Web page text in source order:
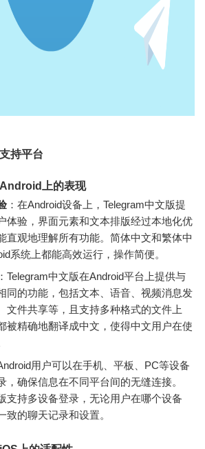
持平台
上的表现
：在Android设备上，Telegram中文版提
体验，界面元素和文本排版经过本地化优
直观地理解所有功能。简体中文和繁体中
系统上都能高效运行，操作简便。
Telegram中文版在Android平台上提供与
同的功能，包括文本、语音、视频消息发
文件共享等，且支持多种格式的文件上
被精确地翻译成中文，使得中文用户在使
用户可以在手机、平板、PC等设备
，确保信息在不同平台间的无缝连接。
支持多设备登录，无论用户在哪个设备
致的聊天记录和设置。